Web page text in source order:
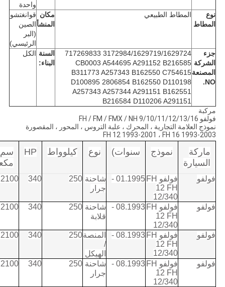
واحدة
نوع
المطاط
المطاط الطبيعي
مكان
المنشأ
قوانغتشو
الصين
(البر
الرئيسي)
جزء
الشركة
المصنعة
NO.
3172984/1629719/1629724 717269833
CB0003 A544695 A291152 B216585
B311773 A257343 B162550 C754615
D100895 2806854 B162550 D110198
A257343 A257344 A291151 B162551
B216584 D110206 A291151
السنة
البناء:
الكل
مركبة
فولفو FH / FM / FMX / NH 9/10/11/12/13/16
نموذج العلامة التجارية ، المحرك ، علبة التروس ، المحور ، المقصورة
FH 12 1993-2001 ، FH 16 1993-2003
ماركة
السيارة
نموذج سنوات) نوع كيلوواط HP
سم
فولفو
فولفو FH
12 FH
12/340
01.1995 -
شاحنة
جرار
250
340
فولفو
فولفو FH
12 FH
12/340
08.1993 -
شاحنة
قلابة
250
340
فولفو
فولفو FH
12 FH
12/340
08.1993 -
المنصة
/
الهيكل
250
340
فولفو
فولفو FH
12 FH
12/340
08.1993 -
شاحنة
جرار
250
340